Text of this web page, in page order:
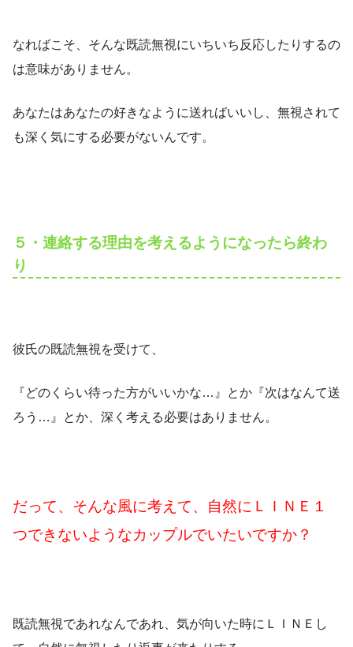
なればこそ、そんな既読無視にいちいち反応したりするの
は意味がありません。
あなたはあなたの好きなように送ればいいし、無視されて
も深く気にする必要がないんです。
５・連絡する理由を考えるようになったら終わ
り
彼氏の既読無視を受けて、
『どのくらい待った方がいいかな…』とか『次はなんて送
ろう…』とか、深く考える必要はありません。
だって、そんな風に考えて、自然にＬＩＮＥ１
つできないようなカップルでいたいですか？
既読無視であれなんであれ、気が向いた時にＬＩＮＥし